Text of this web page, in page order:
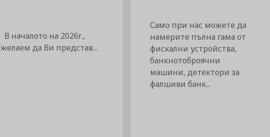
В началото на 2026г.,
желаем да Ви представ...
Само при нас можете да
намерите пълна гама от
фискални устройства,
банкнотоброячни
машини, детектори за
фалшиви банк...